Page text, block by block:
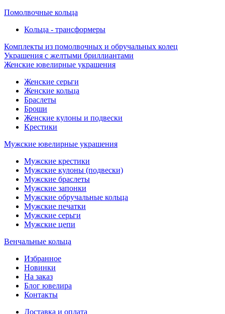
Помолвочные кольца
Кольца - трансформеры
Комплекты из помолвочных и обручальных колец
Украшения с желтыми бриллиантами
Женские ювелирные украшения
Женские серьги
Женские кольца
Браслеты
Броши
Женские кулоны и подвески
Крестики
Мужские ювелирные украшения
Мужские крестики
Мужские кулоны (подвески)
Мужские браслеты
Мужские запонки
Мужские обручальные кольца
Мужские печатки
Мужские серьги
Мужские цепи
Венчальные кольца
Избранное
Новинки
На заказ
Блог ювелира
Контакты
Доставка и оплата